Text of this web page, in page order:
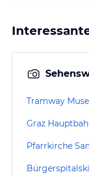
Tramway
Graz
Pfarrkirche